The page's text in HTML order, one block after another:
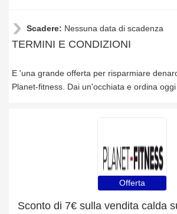
Scadere: Nessuna data di scadenza
TERMINI E CONDIZIONI
E 'una grande offerta per risparmiare
Planet-fitness. Dai un'occhiata e ordina oggi
Offerta